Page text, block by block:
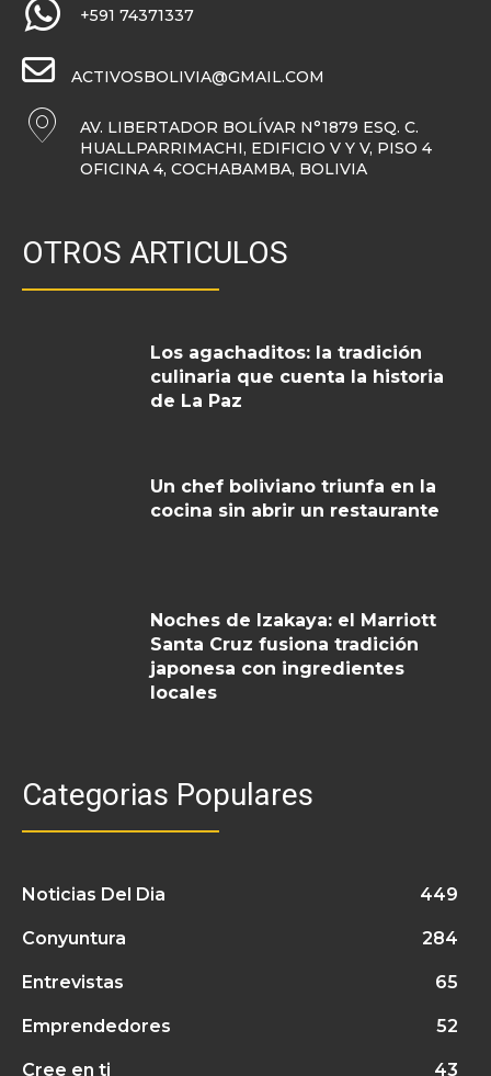
+591 74371337
ACTIVOSBOLIVIA@GMAIL.COM
AV. LIBERTADOR BOLÍVAR N°1879 ESQ. C.
HUALLPARRIMACHI, EDIFICIO V Y V, PISO 4
OFICINA 4, COCHABAMBA, BOLIVIA
OTROS ARTICULOS
Los agachaditos: la tradición
culinaria que cuenta la historia
de La Paz
Un chef boliviano triunfa en la
cocina sin abrir un restaurante
Noches de Izakaya: el Marriott
Santa Cruz fusiona tradición
japonesa con ingredientes
locales
Categorias Populares
Noticias Del Dia 449
Conyuntura 284
Entrevistas 65
Emprendedores 52
Cree en ti 43